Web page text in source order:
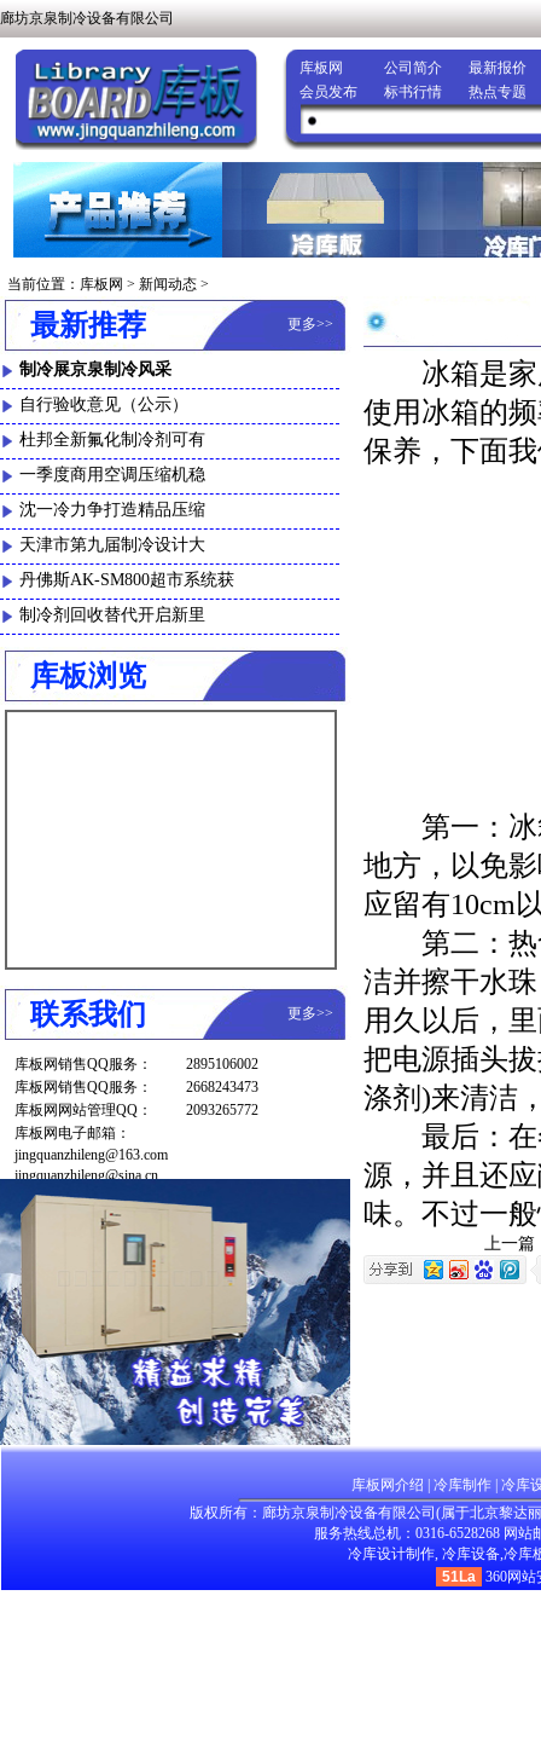
廊坊京泉制冷设备有限公司
库板网 公司简介
最新报价
会员发布
标书行情 热点专题
当前位置： 库板网 > 新闻动态 >
最新推荐 更多>>
制冷展京泉制冷风采
自行验收意见（公示）
杜邦全新氟化制冷剂可有
一季度商用空调压缩机稳
沈一冷力争打造精品压缩
天津市第九届制冷设计大
丹佛斯AK-SM800超市系统获
制冷剂回收替代开启新里
库板浏览
联系我们 更多>>
库板网销售QQ服务：
2895106002
库板网销售QQ服务：
2668243473
库板网网站管理QQ：
2093265772
库板网电子邮箱：
jingquanzhileng@163.com
jingquanzhileng@sina.cn
冰箱是家
使用冰箱的
保养，下面
第一：冰
地方，以免
应留有10cm
第二：热
洁并擦干水
用久以后，
把电源插头
涤剂)来清洁
最后：在
源，并且还
味。不过一
上一篇
库板网介绍 冷库制作| 冷库
版权所有：廊坊京泉制冷设备有限公司(属于北京黎达
服务热线总机：0316-6528268 网站
冷库设计制作, 冷库设备,冷库
51La
360网站